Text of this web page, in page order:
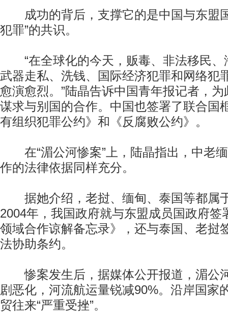
成功的背后，支撑它的是中国与东盟
犯罪”的共识。
“在全球化的今天，贩毒、非法移民、
武器走私、洗钱、国际经济犯罪和网络犯
愈演愈烈。”陆晶告诉中国青年报记者，
谋求与别国的合作。中国也签署了联合国
有组织犯罪公约》和《反腐败公约》。
在“湄公河惨案”上，陆晶指出，中老
作的法律依据同样充分。
据她介绍，老挝、缅甸、泰国等都属
2004年，我国政府就与东盟成员国政府签
领域合作谅解备忘录》，还与泰国、老挝
法协助条约。
惨案发生后，据媒体公开报道，湄公
剧恶化，河流航运量锐减90%。沿岸国家
贸往来“严重受挫”。